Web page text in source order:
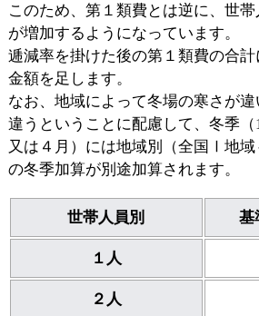
このため、第１類費とは逆に、世
が増加するようになっています。
逓減率を掛けた後の第１類費の合
金額を足します。
なお、地域によって冬場の寒さが
違うということに配慮して、冬季（
又は４月）には地域別（全国Ⅰ地域
の冬季加算が別途加算されます。
世帯人員別 基
１人
２人